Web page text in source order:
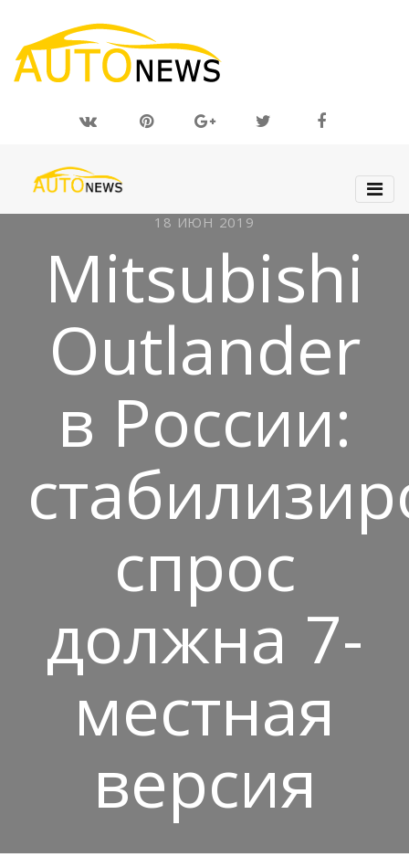
18 ИЮН 2019
Mitsubishi
Outlander
в России:
спрос
должна 7-
местная
версия